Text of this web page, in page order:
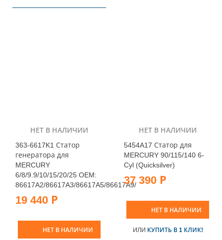
НЕТ В НАЛИЧИИ
363-6617K1 Статор
генератора для
MERCURY
6/8/9.9/10/15/20/25 OEM:
86617A2/86617A3/86617A5/86617A9/
19 440 Р
НЕТ В НАЛИЧИИ
НЕТ В НАЛИЧИИ
5454A17 Статор для
MERCURY 90/115/140 6-
Cyl (Quicksilver)
37 390 Р
НЕТ В НАЛИЧИИ
ИЛИ КУПИТЬ В 1 КЛИК!